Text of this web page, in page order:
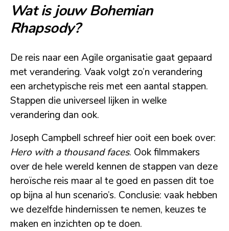
Wat is jouw Bohemian
Rhapsody?
De reis naar een Agile organisatie gaat gepaard
met verandering. Vaak volgt zo’n verandering
een archetypische reis met een aantal stappen.
Stappen die universeel lijken in welke
verandering dan ook.
Joseph Campbell schreef hier ooit een boek over:
Hero with a thousand faces. Ook filmmakers
over de hele wereld kennen de stappen van deze
heroïsche reis maar al te goed en passen dit toe
op bijna al hun scenario’s. Conclusie: vaak hebben
we dezelfde hindernissen te nemen, keuzes te
maken en inzichten op te doen.